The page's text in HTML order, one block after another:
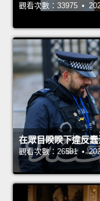
觀看次數：33975 •
在眾目睽睽下違反
觀看次數：26581 •